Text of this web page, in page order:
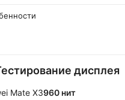
дисплея
Mate X3960 нит